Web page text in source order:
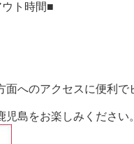
ト時間■
面へのアクセスに便利
島をお楽しみください。